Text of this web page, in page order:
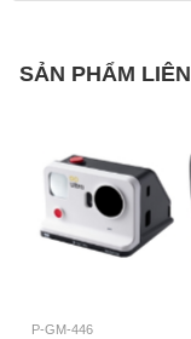
SẢN PHẨM
P-GM-446